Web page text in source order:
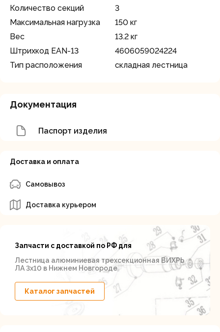
Количество секций
3
Максимальная нагрузка
150 кг
Вес
13.2 кг
Штрихкод EAN-13
4606059024224
Тип расположения
складная лестница
Документация
Паспорт изделия
Доставка и оплата
Самовывоз
Доставка курьером
Запчасти с доставкой по РФ для
Лестница алюминиевая трехсекционная ВИХРЬ
ЛА 3х10 в Нижнем Новгороде
Каталог запчастей